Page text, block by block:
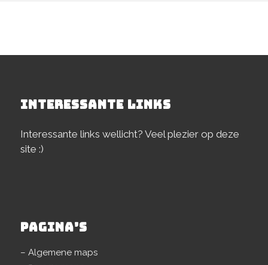
INTERESSANTE LINKS
Interessante links wellicht? Veel plezier op deze
site :)
PAGINA’S
– Algemene maps